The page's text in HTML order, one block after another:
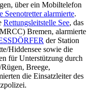
über ein Mobiltelefon
Seenotretter alarmierte.
Rettungsleitstelle See, das
Bremen, alarmierte
der Station
Hiddensee sowie die
für Unterstützung durch
Breege,
die Einsatzleiter des